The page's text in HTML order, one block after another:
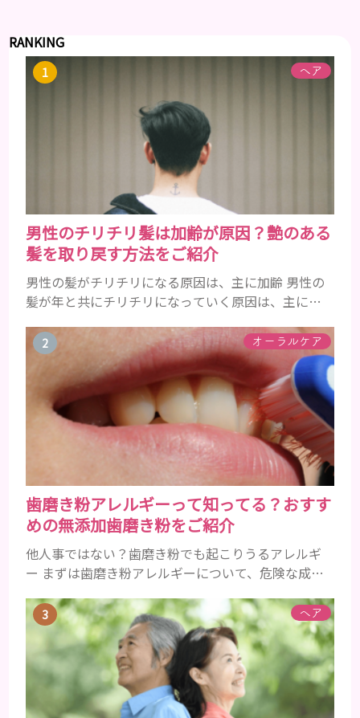
RANKING
ヘア
男性のチリチリ髪は加齢が原因？艶のある
髪を取り戻す方法をご紹介
男性の髪がチリチリになる原因は、主に加齢 男性の
髪が年と共にチリチリになっていく原因は、主に加
にツヤがあった男性も、いつのまにか髪がチリチリ
でペタンとするようになったと感じる人もいるでし
ょう。特に大人の男性としての魅力が出てくる40代
以降の男性に悩んでいる人が多い傾向があります。
髪が生え変わるサイクルは、年齢と共に乱れていき
ます。髪が太くならないま...
オーラルケア
歯磨き粉アレルギーって知ってる？おすす
めの無添加歯磨き粉をご紹介
他人事ではない？歯磨き粉でも起こりうるアレルギ
ー まずは歯磨き粉アレルギーについて、危険な成分
まれるアレルギーを起こすおそれのある成分 まず、
普段お使いの歯磨き粉に含まれているどの成分にア
レルギーを引き起こすおそれがあるのかを説明しま
すね。 •フッ素･･･歯の表面のエナメルを守り強くし
たり、虫歯と防ぐ働きを持つ成分 •香味料 ･･･歯磨き
粉の風味や爽...
ヘア